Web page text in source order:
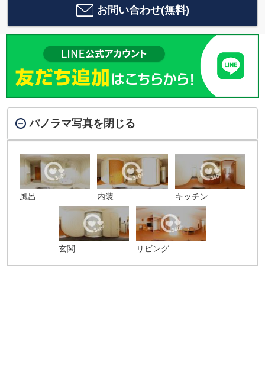
お問い合わせ(無料)
パノラマ写真を閉じる
風呂 内装 キッチン
玄関 リビング